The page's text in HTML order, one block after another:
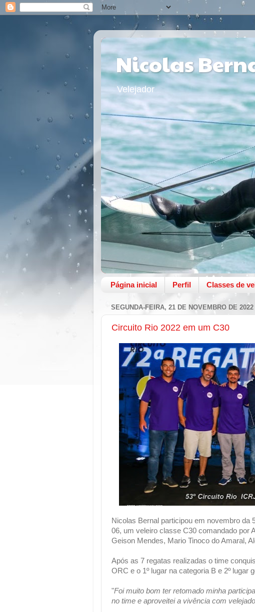
Nicolas
Velejador
Página inicial Perfil Classes de
SEGUNDA-FEIRA, 21 DE NOVEMBRO DE 2022
Circuito Rio 2022 em um C30
Nicolas Bernal participou em novembro da
06, um veleiro classe C30 comandado por
Geison Mendes, Mario Tinoco do Amaral,
Após as 7 regatas realizadas o time
ORC e o 1º lugar na categoria B e 2º lugar
"Foi muito bom ter retomado minha
no time e aproveitei a vivência com